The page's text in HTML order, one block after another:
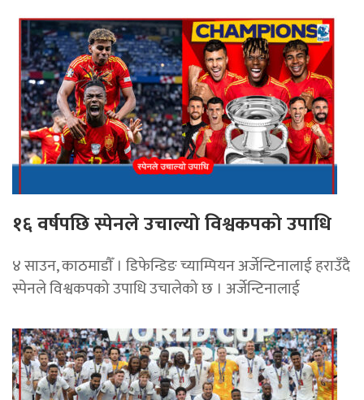
१६ वर्षपछि स्पेनले उचाल्यो विश्वकपको उपाधि
४ साउन, काठमाडाैँ । डिफेन्डिङ च्याम्पियन अर्जेन्टिनालाई हराउँदै
स्पेनले विश्वकपको उपाधि उचालेको छ । अर्जेन्टिनालाई